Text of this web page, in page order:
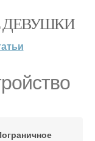
ДЕВУШКИ